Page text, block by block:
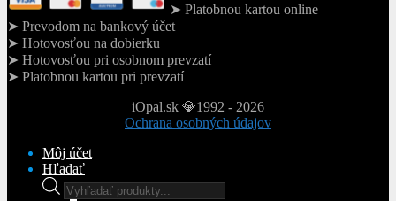
➤ Platobnou kartou online
➤ Prevodom na bankový účet
➤ Hotovosťou na dobierku
➤ Hotovosťou pri osobnom prevzatí
➤ Platobnou kartou pri prevzatí
iOpal.sk 💎1992 - 2026
Ochrana osobných údajov
Môj účet
Hľadať
Products